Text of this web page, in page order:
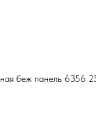
беж панель 6356